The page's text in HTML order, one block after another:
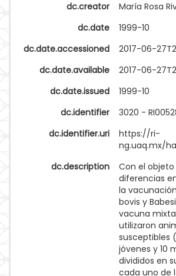
dc.creator
María Rosa
dc.date
1999-10
dc.date.accessioned
2017-06-
dc.date.available
2017-06-
dc.date.issued
1999-10
dc.identifier
3020 -
dc.identifier.uri
https://ri-
ng.uaq.mx/
dc.description
Con el
diferencias
la
bovis y
vacuna mixta
utilizaron
susceptibles
jóvenes y 10
divididos en
cada uno de